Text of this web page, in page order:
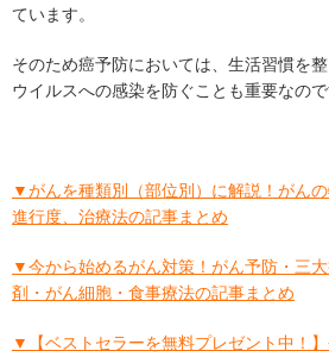
ています。
そのため癌予防においては、生活習慣を
ウイルスへの感染を防ぐことも重要なので
▼がんを種類別（部位別）に解説！がんの
進行度、治療法の記事まとめ
▼今から始めるがん対策！がん予防・三
剤・がん細胞・食事療法の記事まとめ
▼【ベストセラーを無料プレゼント中！